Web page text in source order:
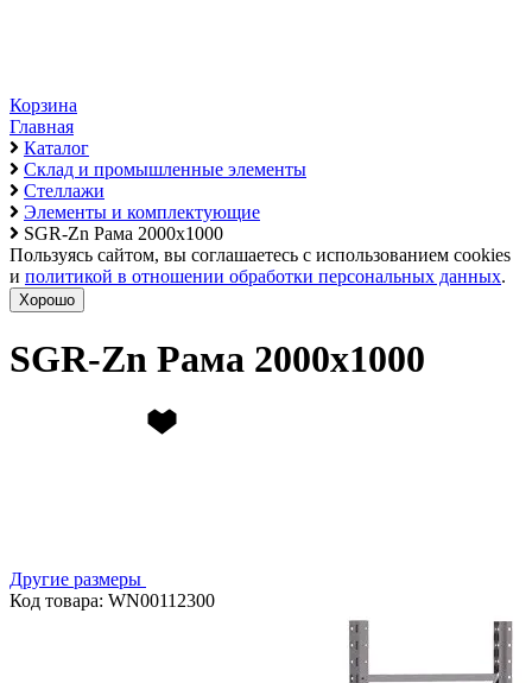
Корзина
Главная
Каталог
Склад и промышленные элементы
Стеллажи
Элементы и комплектующие
SGR-Zn Рама 2000х1000
Пользуясь сайтом, вы соглашаетесь с использованием cookies
и политикой в отношении обработки персональных данных.
Хорошо
SGR-Zn Рама 2000х1000
Другие размеры
Код товара: WN00112300